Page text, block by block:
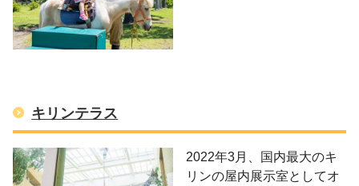
キリンテラス
2022年3月、国内最大のキ
リンの屋内展示室としてオ